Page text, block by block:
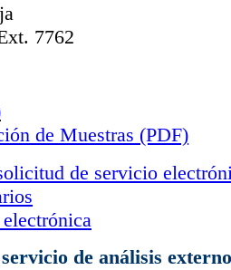
7762
de Muestras (PDF)
de servicio
de análisis